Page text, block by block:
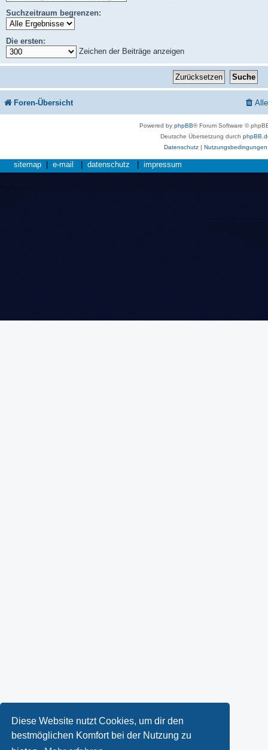
Diese Website nutzt Cookies, um dir den
bestmöglichen Komfort bei der Nutzung zu
Suchzeitraum begrenzen:
Die ersten:
Zeichen der Beiträge anzeigen
Foren-Übersicht
Powered byphpBB® Forum Software ©
Deutsche Übersetzung durch
Datenschutz| Nutzungsbedingungen
sitemap e-mail datenschutz impressum